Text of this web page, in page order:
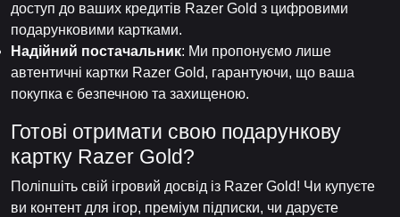
доступ до ваших кредитів Razer Gold з цифровими
подарунковими картками.
Надійний постачальник: Ми пропонуємо лише
автентичні картки Razer Gold, гарантуючи, що ваша
покупка є безпечною та захищеною.
Готові отримати свою подарункову
картку Razer Gold?
Поліпшіть свій ігровий досвід із Razer Gold! Чи купуєте
ви контент для ігор, преміум підписки, чи даруєте